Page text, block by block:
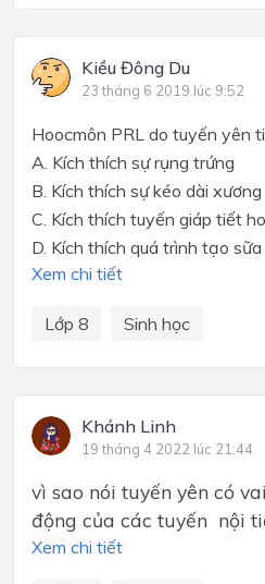
Kiều Đông Du
23 tháng 6 2019 lúc 9:52
Hoocmôn PRL do tuyến yên
A. Kích thích sự rụng trứng
B. Kích thích sự kéo dài xương
C. Kích thích tuyến giáp tiết
D. Kích thích quá trình tạo sữa
Xem chi tiết
Lớp 8 Sinh học
Khánh Linh
19 tháng 4 2022 lúc 21:44
vì sao nói tuyến yên có
động của các tuyến nội
Xem chi tiết